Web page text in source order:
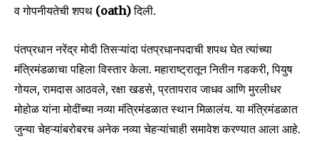
व गोपनीयतेची शपथ (oath)दिली.
पंतप्रधान नरेंद्र मोदी तिसऱ्यांदा पंतप्रधानपदाची शपथ घेत त्यांच्या
मंत्रिमंडळाचा पहिला विस्तार केला. महाराष्ट्रातून नितीन गडकरी, पियुष
गोयल, रामदास आठवले, रक्षा खडसे, प्रतापराव जाधव आणि मुरलीधर
मोहोळ यांना मोदींच्या नव्या मंत्रिमंडळात स्थान मिळालंय. या मंत्रिमंडळात
जुन्या चेहऱ्यांबरोबरच अनेक नव्या चेहऱ्यांचाही समावेश करण्यात आला आहे.